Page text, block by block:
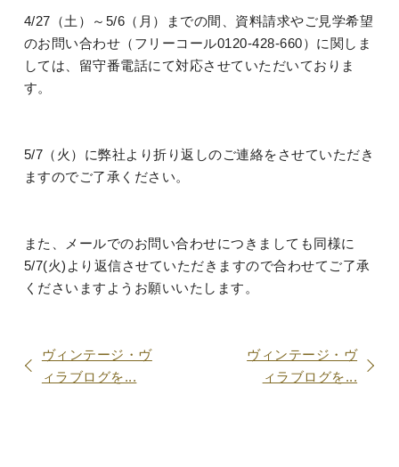
4/27（土）～5/6（月）までの間、資料請求やご見学希望
のお問い合わせ（フリーコール0120-428-660）に関しま
しては、留守番電話にて対応させていただいておりま
す。
5/7（火）に弊社より折り返しのご連絡をさせていただき
ますのでご了承ください。
また、メールでのお問い合わせにつきましても同様に
5/7(火)より返信させていただきますので合わせてご了承
くださいますようお願いいたします。
ヴィンテージ・ヴ
ィラブログを...
ヴィンテージ・ヴ
ィラブログを...